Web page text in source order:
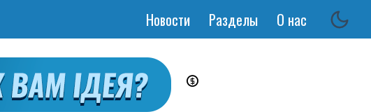
Основная
Новости Разделы О нас